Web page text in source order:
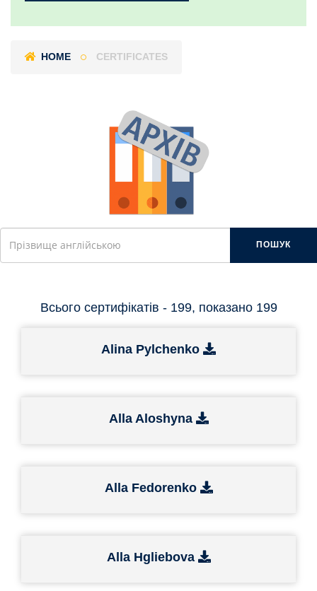
HOME CERTIFICATES
ПОШУК
Всього сертифікатів - 199, показано 199
Alina Pylchenko
Alla Aloshyna
Alla Fedorenko
Alla Hgliebova